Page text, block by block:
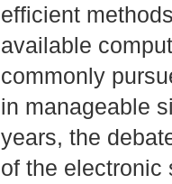
efficient
available
commonly
in manageable
years, the
of the electronic